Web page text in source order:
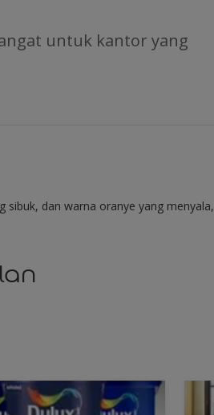
untuk kantor yang
sibuk, dan warna oranye yang menyala,